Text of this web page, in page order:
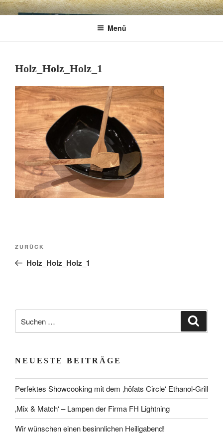
Zum
InhaltCHARME
Geschenkartikel & Kunstobjekte in Bad
Menü
Holz_Holz_Holz_1
Beitragsnavigation
Vorheriger
Beitrag
ZURÜCK
Holz_Holz_Holz_1
nach:
NEUESTE BEITRÄGE
Perfektes Showcooking mit dem ‚höfats Circle‘ Ethanol-Grill
‚Mix & Match‘ – Lampen der Firma FH Lightning
Wir wünschen einen besinnlichen Heiligabend!